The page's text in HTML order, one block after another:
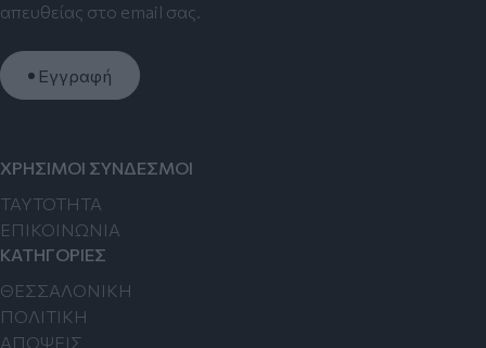
απευθείας στο email σας.
Εγγραφή
ΧΡΗΣΙΜΟΙ ΣΥΝΔΕΣΜΟΙ
TAYTOTHTA
ΕΠΙΚΟΙΝΩΝΙΑ
ΚΑΤΗΓΟΡΙΕΣ
ΘΕΣΣΑΛΟΝΙΚΗ
ΠΟΛΙΤΙΚΗ
ΑΠΟΨΕΙΣ